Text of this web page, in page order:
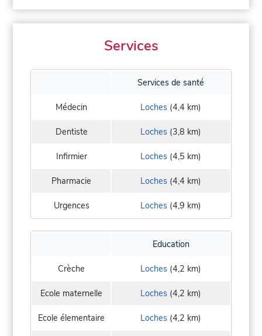
Services
Services de santé
Médecin Loches (4,4 km)
Dentiste Loches (3,8 km)
Infirmier Loches (4,5 km)
Pharmacie Loches (4,4 km)
Urgences Loches (4,9 km)
Education
Crèche Loches (4,2 km)
Ecole maternelle Loches (4,2 km)
Ecole élementaire Loches (4,2 km)